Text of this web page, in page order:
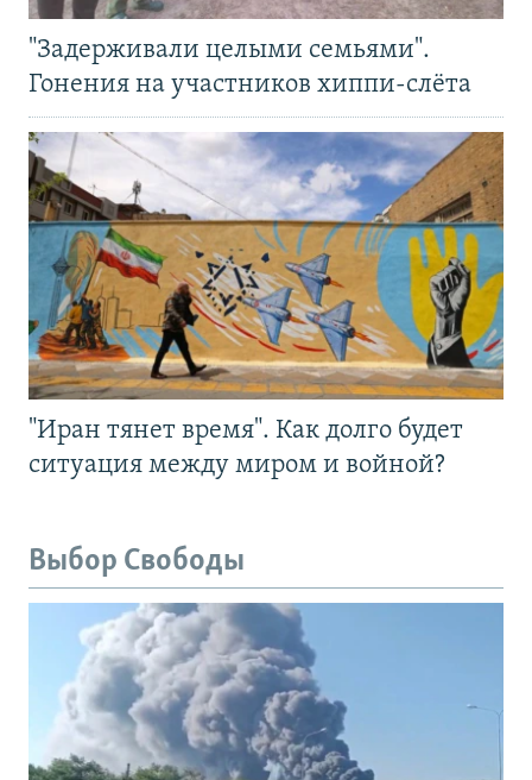
"Задерживали целыми семьями".
Гонения на участников хиппи-слёта
"Иран тянет время". Как долго будет
ситуация между миром и войной?
Выбор Свободы